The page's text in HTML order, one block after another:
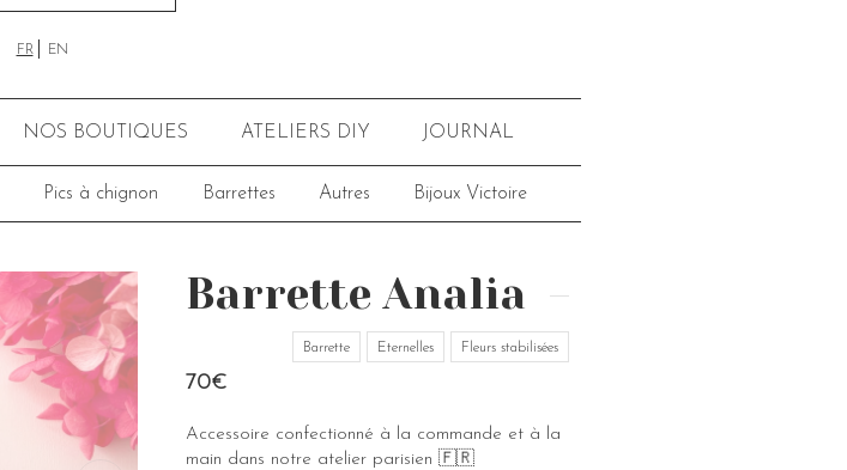
FR EN
NOS BOUTIQUES ATELIERS DIY JOURNAL
Pics à chignon Barrettes Autres Bijoux Victoire
Barrette Analia
Barrette Eternelles Fleurs stabilisées
70€
Accessoire confectionné à la commande et à la
main dans notre atelier parisien 🇫🇷